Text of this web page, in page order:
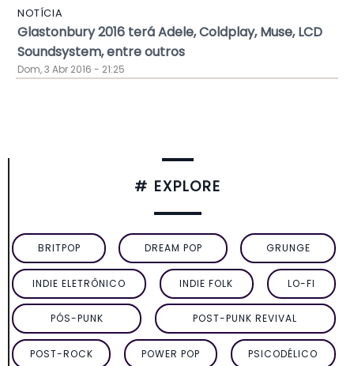
NOTÍCIA
Glastonbury 2016 terá Adele, Coldplay, Muse, LCD
Soundsystem, entre outros
Dom, 3 Abr 2016 - 21:25
# EXPLORE
BRITPOP DREAM POP GRUNGE
INDIE ELETRÔNICO INDIE FOLK LO-FI
PÓS-PUNK POST-PUNK REVIVAL
POST-ROCK POWER POP PSICODÉLICO